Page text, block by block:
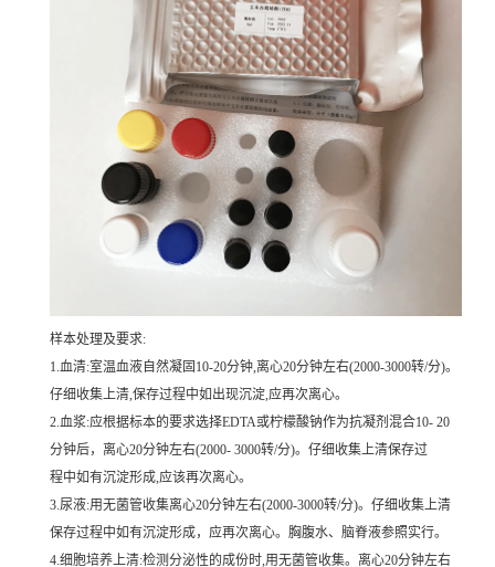
样本处理及要求:
1.血清:室温血液自然凝固10-20分钟,离心20分钟左右(2000-3000转/分)。
仔细收集上清,保存过程中如出现沉淀,应再次离心。
2.血浆:应根据标本的要求选择EDTA或柠檬酸钠作为抗凝剂混合10- 20
分钟后，离心20分钟左右(2000- 3000转/分)。仔细收集上清保存过
程中如有沉淀形成,应该再次离心。
3.尿液:用无菌管收集离心20分钟左右(2000-3000转/分)。仔细收集上清
保存过程中如有沉淀形成，应再次离心。胸腹水、脑脊液参照实行。
4.细胞培养上清:检测分泌性的成份时,用无菌管收集。离心20分钟左右